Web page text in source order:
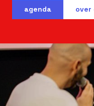
agenda over